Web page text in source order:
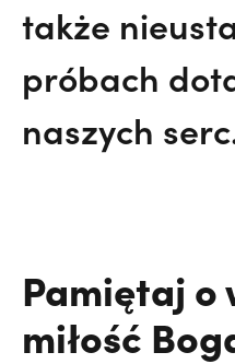
także
próbach
naszych
Pamiętaj o
miłość